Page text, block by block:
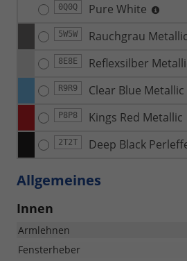
0Q0Q Pure White
5W5W Rauchgrau Metallic
8E8E Reflexsilber
R9R9 Clear Blue Metallic
P8P8 Kings Red Metallic
2T2T Deep Black
Allgemeines
Innen
Armlehnen
Fensterheber